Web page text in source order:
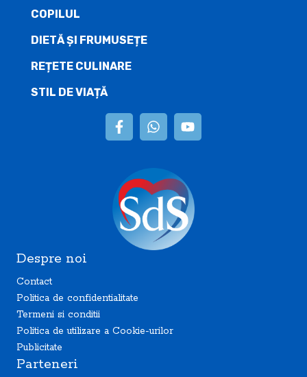
COPILUL
DIETĂ ŞI FRUMUSEȚE
REȚETE CULINARE
STIL DE VIAȚĂ
Despre noi
Contact
Politica de confidentialitate
Termeni si conditii
Politica de utilizare a Cookie-urilor
Publicitate
Parteneri